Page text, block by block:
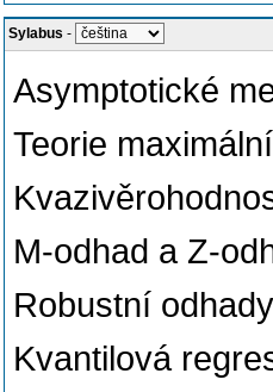
Sylabus -
Asymptotické
Teorie
M-odhad a Z-
Robustní odhady
Kvantilová